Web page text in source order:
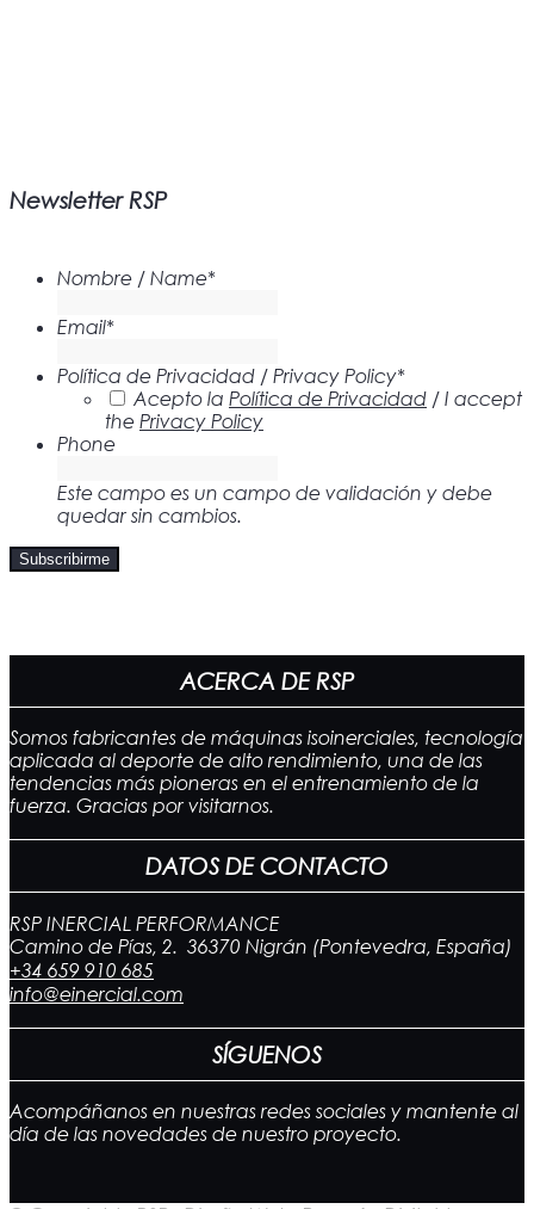
Newsletter RSP
Nombre / Name*
Email*
Política de Privacidad / Privacy Policy*
Acepto la Política de Privacidad / I accept
the Privacy Policy
Phone
Este campo es un campo de validación y debe
quedar sin cambios.
ACERCA DE RSP
Somos fabricantes de máquinas isoinerciales, tecnología
aplicada al deporte de alto rendimiento, una de las
tendencias más pioneras en el entrenamiento de la
fuerza. Gracias por visitarnos.
DATOS DE CONTACTO
RSP INERCIAL PERFORMANCE
Camino de Pías, 2. 36370 Nigrán (Pontevedra, España)
+34 659 910 685
info@einercial.com
SÍGUENOS
Acompáñanos en nuestras redes sociales y mantente al
día de las novedades de nuestro proyecto.